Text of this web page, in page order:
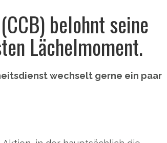
belohnt seine
Lächelmoment.
wechselt gerne ein paar